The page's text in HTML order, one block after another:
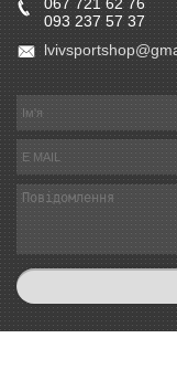
093 237 57 37